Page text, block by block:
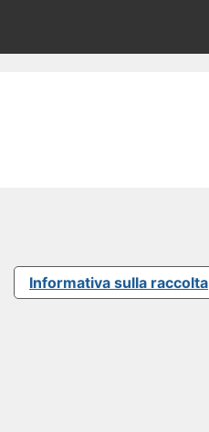
Informativa sulla raccolta